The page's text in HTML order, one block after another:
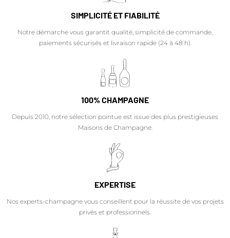
SIMPLICITÉ ET FIABILITÉ
Notre démarche vous garantit qualité, simplicité de commande,
paiements sécurisés et livraison rapide (24 à 48 h).
100% CHAMPAGNE
Depuis 2010, notre sélection pointue est issue des plus prestigieuses
Maisons de Champagne.
EXPERTISE
Nos experts-champagne vous conseillent pour la réussite de vos projets
privés et professionnels.